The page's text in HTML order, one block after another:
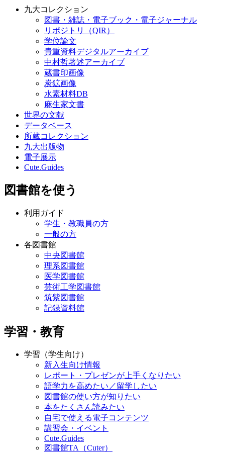
九大コレクション
図書・雑誌・電子ブック・電子ジャーナル
リポジトリ（QIR）
学位論文
貴重資料デジタルアーカイブ
中村哲著述アーカイブ
蔵書印画像
炭鉱画像
水素材料DB
麻生家文書
世界の文献
データベース
所蔵コレクション
九大出版物
電子展示
Cute.Guides
図書館を使う
利用ガイド
学生・教職員の方
一般の方
各図書館
中央図書館
理系図書館
医学図書館
芸術工学図書館
筑紫図書館
記録資料館
学習・教育
学習（学生向け）
新入生向け情報
レポート・プレゼンが上手くなりたい
語学力を高めたい／留学したい
図書館の使い方が知りたい
本をたくさん読みたい
自宅で使える電子コンテンツ
講習会・イベント
Cute.Guides
図書館TA（Cuter）